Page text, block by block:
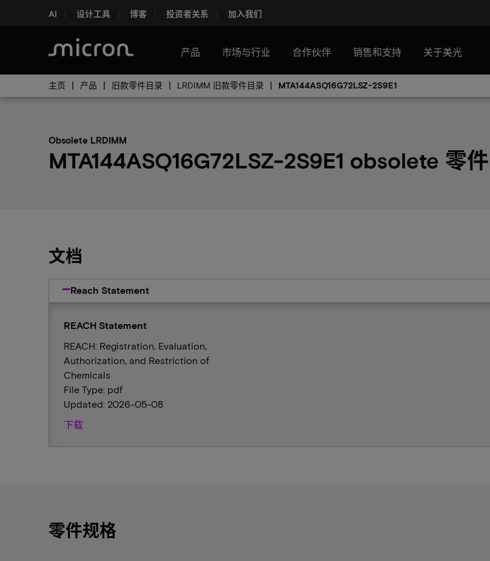
AI 设计工具 博客 投资者关系 加入我们
产品 市场与行业 合作伙伴 销售和支持 关于美光
主页 产品 旧款零件目录 LRDIMM 旧款零件目录 MTA144ASQ16G72LSZ-2S9E1
Obsolete LRDIMM
MTA144ASQ16G72LSZ-2S9E1 obsolete 零件
文档
Reach Statement
REACH Statement
REACH: Registration, Evaluation,
Authorization, and Restriction of
Chemicals
File Type: pdf
Updated: 2026-05-08
下载
零件规格